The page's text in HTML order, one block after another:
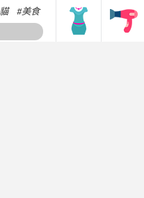
貓 美食 搞笑 香港 韓國